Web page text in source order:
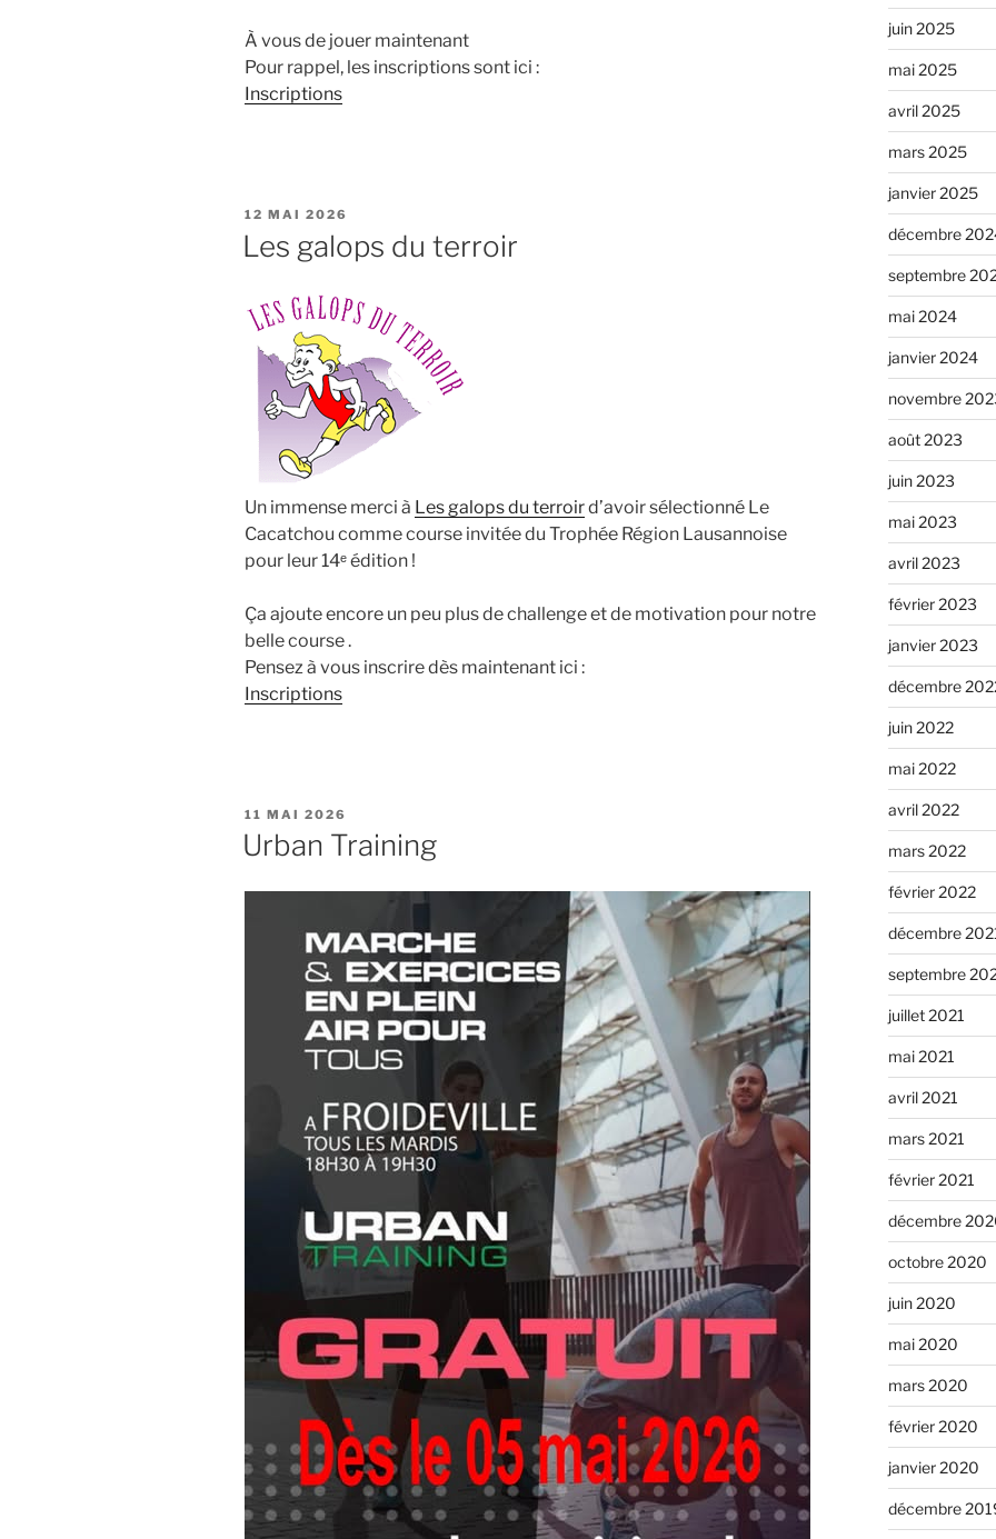
À vous de jouer maintenant
Pour rappel, les inscriptions sont ici :
Inscriptions
PUBLIÉ
LE
12 MAI 2026
Les galops du terroir
Un immense merci à Les galops du terroird’avoir sélectionné Le
Cacatchou comme course invitée du Trophée Région Lausannoise
pour leur 14ᵉ édition !
Ça ajoute encore un peu plus de challenge et de motivation pour notre
belle course .
Pensez à vous inscrire dès maintenant ici :
Inscriptions
PUBLIÉ
LE
11 MAI 2026
Urban Training
juin 2025
mai 2025
avril 2025
mars 2025
janvier 2025
décembre
septembre
mai 2024
janvier 2024
novembre
août 2023
juin 2023
mai 2023
avril 2023
février 2023
janvier 2023
décembre
juin 2022
mai 2022
avril 2022
mars 2022
février 2022
décembre
septembre
juillet 2021
mai 2021
avril 2021
mars 2021
février 2021
décembre
octobre 2020
juin 2020
mai 2020
mars 2020
février 2020
janvier 2020
décembre